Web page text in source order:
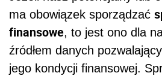
ma obowiązek sporządzać
finansowe, to jest ono dla
źródłem danych
jego kondycji finansowej.